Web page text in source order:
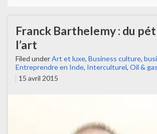
Franck Barthelemy : du
l’art
Filed underArt et luxe, Business culture,
Entreprendre en Inde, Interculturel, Oil & gas
15 avril 2015